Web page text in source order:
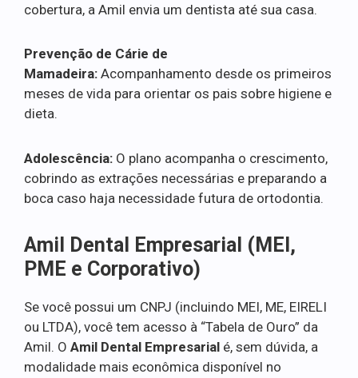
cobertura, a Amil envia um dentista até sua casa.
Prevenção de Cárie de
Mamadeira: Acompanhamento desde os primeiros
meses de vida para orientar os pais sobre higiene e
dieta.
Adolescência: O plano acompanha o crescimento,
cobrindo as extrações necessárias e preparando a
boca caso haja necessidade futura de ortodontia.
Amil Dental Empresarial (MEI,
PME e Corporativo)
Se você possui um CNPJ (incluindo MEI, ME, EIRELI
ou LTDA), você tem acesso à “Tabela de Ouro” da
Amil. O Amil Dental Empresarial é, sem dúvida, a
modalidade mais econômica disponível no